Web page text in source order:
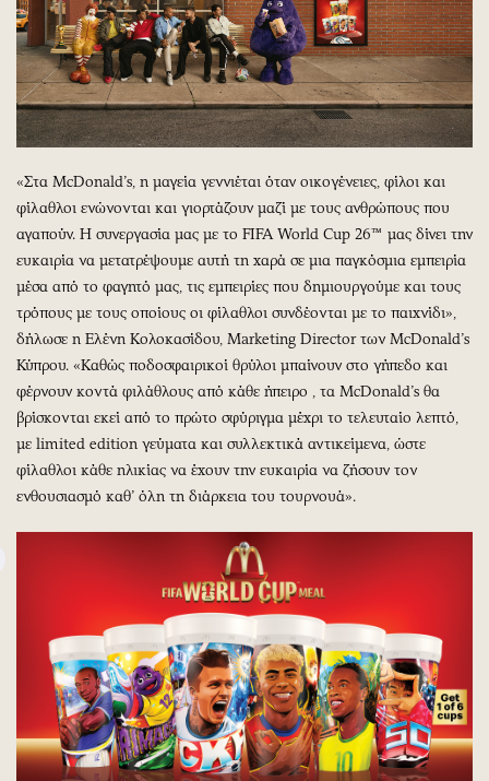
«Στα McDonald’s, η μαγεία γεννιέται όταν οικογένειες, φίλοι και
φίλαθλοι ενώνονται και γιορτάζουν μαζί με τους ανθρώπους που
αγαπούν. Η συνεργασία μας με το FIFA World Cup 26™ μας δίνει την
ευκαιρία να μετατρέψουμε αυτή τη χαρά σε μια παγκόσμια εμπειρία
μέσα από το φαγητό μας, τις εμπειρίες που δημιουργούμε και τους
τρόπους με τους οποίους οι φίλαθλοι συνδέονται με το παιχνίδι»,
δήλωσε η Ελένη Κολοκασίδου, Marketing Director των McDonald’s
Κύπρου. «Καθώς ποδοσφαιρικοί θρύλοι μπαίνουν στο γήπεδο και
φέρνουν κοντά φιλάθλους από κάθε ήπειρο , τα McDonald’s θα
βρίσκονται εκεί από το πρώτο σφύριγμα μέχρι το τελευταίο λεπτό,
με limited edition γεύματα και συλλεκτικά αντικείμενα, ώστε
φίλαθλοι κάθε ηλικίας να έχουν την ευκαιρία να ζήσουν τον
ενθουσιασμό καθ’ όλη τη διάρκεια του τουρνουά».